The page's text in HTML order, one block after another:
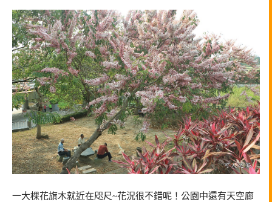
一大棵花旗木就近在咫尺~花況很不錯呢！公園中還有天空廊